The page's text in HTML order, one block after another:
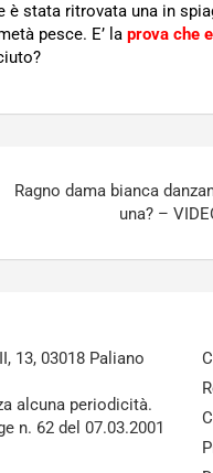
è stata ritrovata una in
pesce. E’ la prova che
Ragno dama bianca
una? –
13, 03018 Paliano
alcuna periodicità.
n. 62 del 07.03.2001